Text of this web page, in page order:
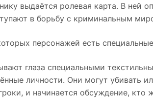
выдаётся ролевая карта. В ней
в борьбу с криминальным
персонажей есть
глаза специальными
личности. Они могут убивать
и начинается обсуждение,